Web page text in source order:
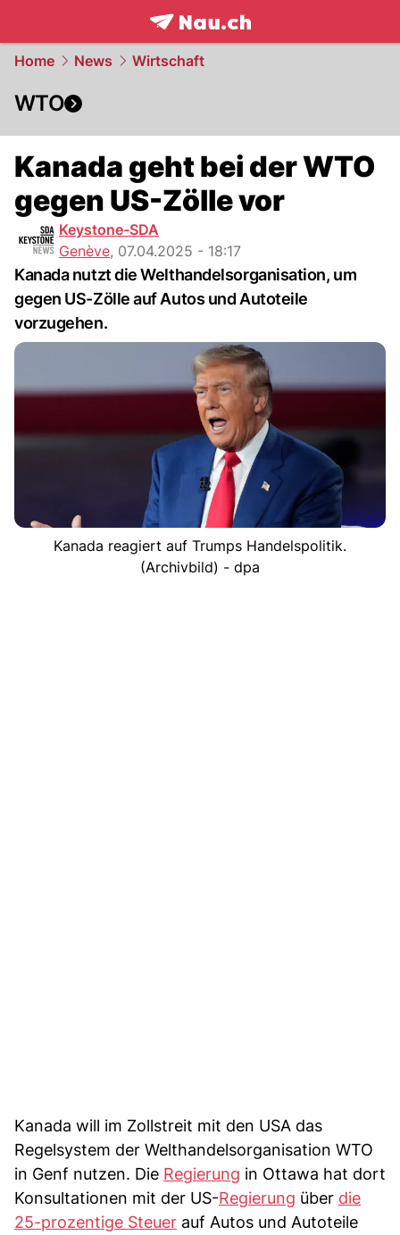
frontpage.NAU.ch
Home News Wirtschaft
WTO
Kanada geht bei der WTO
gegen US-Zölle vor
Keystone-SDA
Genève, 07.04.2025 - 18:17
Kanada nutzt die Welthandelsorganisation, um
gegen US-Zölle auf Autos und Autoteile
vorzugehen.
Kanada reagiert auf Trumps Handelspolitik.
(Archivbild) - dpa
Kanada will im Zollstreit mit den USA das
Regelsystem der Welthandelsorganisation WTO
in Genf nutzen. Die Regierung in Ottawa hat dort
Konsultationen mit der US-Regierung über die
25-prozentige Steuer auf Autos und Autoteile